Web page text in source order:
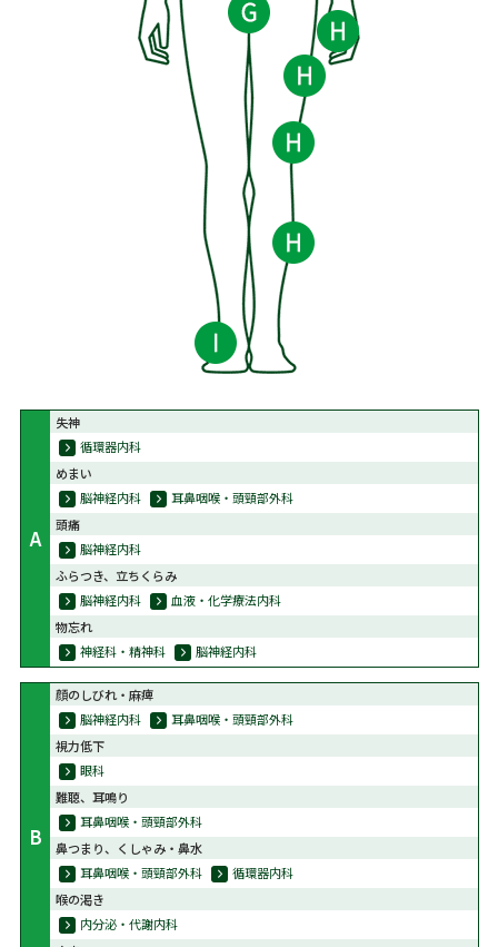
A
失神
循環器内科
めまい
脳神経内科
耳鼻咽喉・頭頸部外科
頭痛
脳神経内科
ふらつき、立ちくらみ
脳神経内科
血液・化学療法内科
物忘れ
神経科・精神科
脳神経内科
B
顔のしびれ・麻痺
脳神経内科
耳鼻咽喉・頭頸部外科
視力低下
眼科
難聴、耳鳴り
耳鼻咽喉・頭頸部外科
鼻つまり、くしゃみ・鼻水
耳鼻咽喉・頭頸部外科
循環器内科
喉の渇き
内分泌・代謝内科